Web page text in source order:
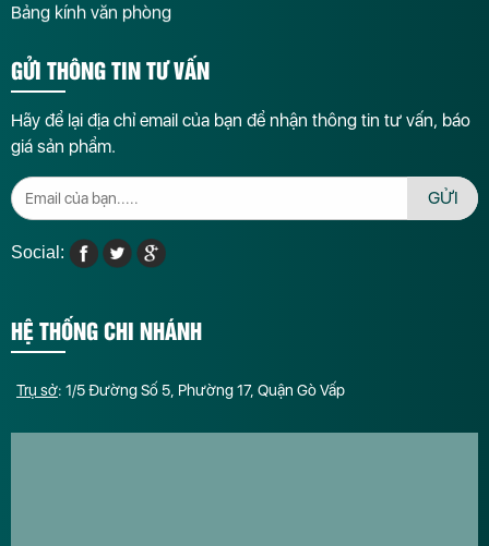
Bảng kính văn phòng
GỬI THÔNG TIN TƯ VẤN
Hãy để lại địa chỉ email của bạn để nhận thông tin tư vấn, báo
giá sản phẩm.
GỬI
Social:
HỆ THỐNG CHI NHÁNH
Trụ sở: 1/5 Đường Số 5, Phường 17, Quận Gò Vấp